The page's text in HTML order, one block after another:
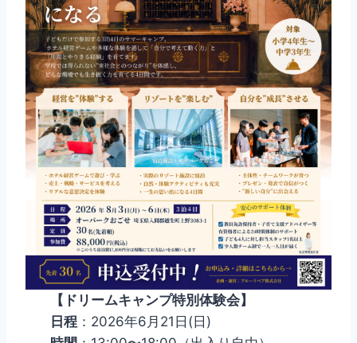
【ドリームキャンプ特別体験会】
日程：2026年6月21日(日)